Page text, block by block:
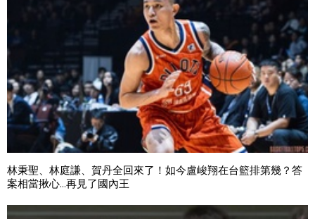
林秉聖、林庭謙、賀丹全回來了！如今盧峻翔在台籃排第幾？答
案相當揪心...再見了國內王